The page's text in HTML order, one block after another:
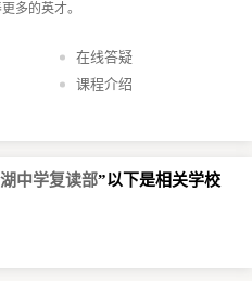
多的英才。
在线答疑
课程介绍
中学复读部”以下是相关学校